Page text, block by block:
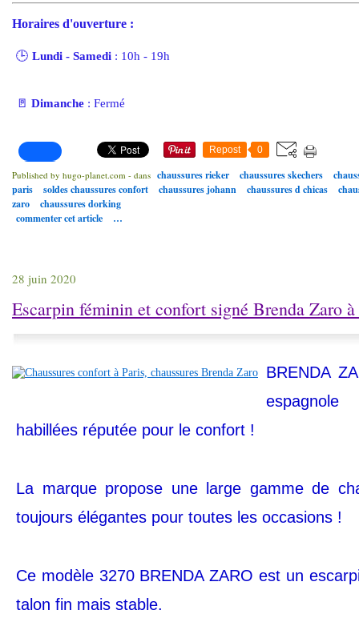
Horaires d'ouverture :
🕒 Lundi - Samedi : 10h - 19h
🚪 Dimanche : Fermé
Repost 0
Published by hugo-planet.com - dans chaussures rieker chaussures skechers
paris
soldes chaussures confort chaussures johann chaussures d chicas
zaro
chaussures dorking
commenter cet article
…
28 juin 2020
Escarpin féminin et confort signé Brenda Zaro
BRENDA
habillées réputée pour le confort !
La marque propose une large gamme de
toujours élégantes pour toutes les occasions !
Ce modèle 3270 BRENDA ZARO est un
talon fin mais stable.